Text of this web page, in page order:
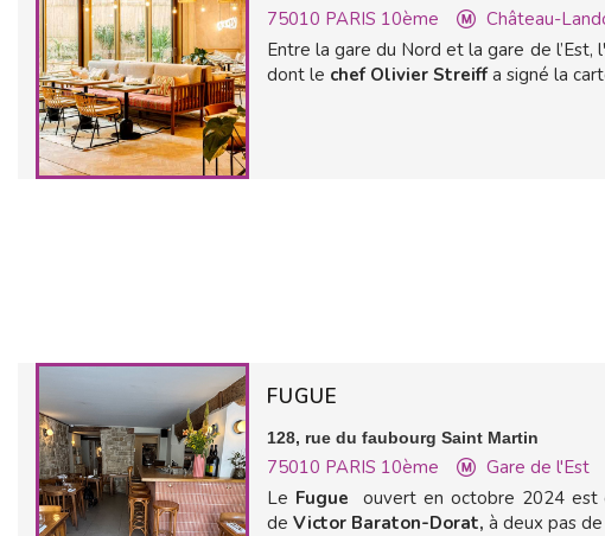
75010 PARIS 10ème
Château-
Entre la gare du Nord et la gare de l’Est, l
dont le chef Olivier Streiffa signé la
FUGUE
128, rue du faubourg Saint Martin
75010 PARIS 10ème
Gare de l'Est
Le Fugue ouvert en octobre 2024 est
de Victor Baraton-Dorat, à deux pas